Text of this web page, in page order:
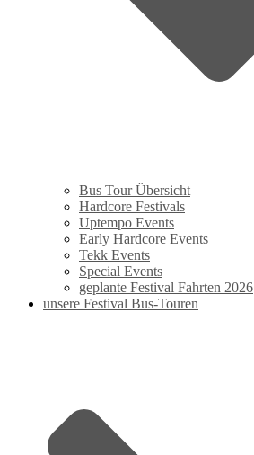
Bus Tour Übersicht
Hardcore Festivals
Uptempo Events
Early Hardcore Events
Tekk Events
Special Events
geplante Festival Fahrten 2026
unsere Festival Bus-Touren